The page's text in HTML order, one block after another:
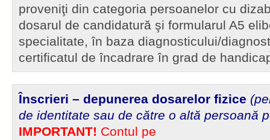
proveniţi din categoria persoanelor cu
dosarul de candidatură şi formularul A5
specialitate, în baza diagnosticului/
certificatul de încadrare în grad de
Înscrieri – depunerea dosarelor fizice
de identitate sau de către o altă persoană
IMPORTANT! Contul pe